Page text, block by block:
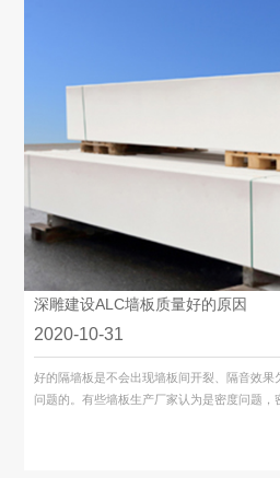
深雕建设ALC墙板质量好的原因
2020-10-31
好的隔墙板是不会出现墙板间开裂、隔音效
问题的。有些墙板生产厂家认为是密度问题